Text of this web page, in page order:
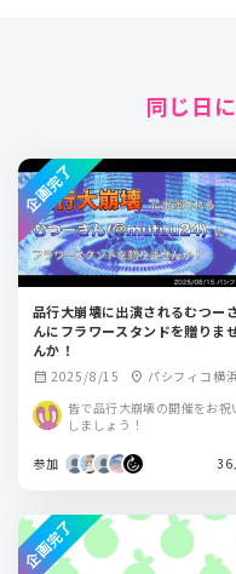
同じ日
品行大崩壊に出演されるむつー
んにフラワースタンドを贈りま
んか！
calendar_month 2025/8/15 location_on パシフィコ横
皆で品行大崩壊の開催をお祝
しましょう！
参加 36
企画完了
企画完了